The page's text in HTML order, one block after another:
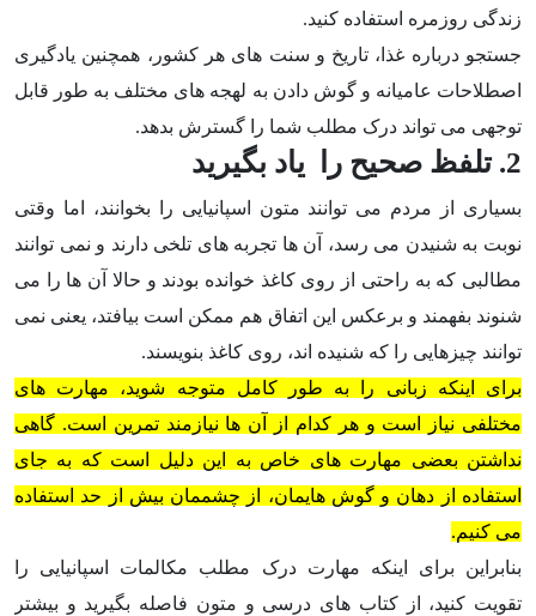
زندگی روزمره استفاده کنید.
جستجو درباره غذا، تاریخ و سنت های هر کشور، همچنین یادگیری
اصطلاحات عامیانه و گوش دادن به لهجه های مختلف به طور قابل
توجهی می تواند درک مطلب شما را گسترش بدهد.
2. تلفظ صحیح را یاد بگیرید
بسیاری از مردم می توانند متون اسپانیایی را بخوانند، اما وقتی
نوبت به شنیدن می رسد، آن ها تجربه های تلخی دارند و نمی توانند
مطالبی که به راحتی از روی کاغذ خوانده بودند و حالا آن ها را می
شنوند بفهمند و برعکس این اتفاق هم ممکن است بیافتد، یعنی نمی
توانند چیزهایی را که شنیده اند، روی کاغذ بنویسند.
برای اینکه زبانی را به طور کامل متوجه شوید، مهارت های
مختلفی نیاز است و هر کدام از آن ها نیازمند تمرین است. گاهی
نداشتن بعضی مهارت های خاص به این دلیل است که به جای
استفاده از دهان و گوش هایمان، از چشممان بیش از حد استفاده
می کنیم.
بنابراین برای اینکه مهارت درک مطلب مکالمات اسپانیایی را
تقویت کنید، از کتاب های درسی و متون فاصله بگیرید و بیشتر